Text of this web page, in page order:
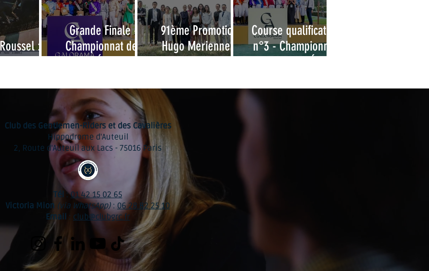
: 10
Grande Finale -
Championnat des
91ème Promotion
Hugo Merienne -
Course qualificative
n°3 - Championnat
Club des Gentlemen-Riders et des Cavalières
Hippodrome d'Auteuil
2, Route d'Auteuil aux Lacs - 75016 Paris
Tél :01 42 15 02 65
Victoria Mion (via WhatsApp): 06 28 82 25 10
Email : club@clubgrc.fr